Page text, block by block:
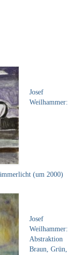
in der Kunst
Josef
Weilhammer:
(um 2000)
Josef
Weilhammer:
Abstraktion
Braun, Grün,